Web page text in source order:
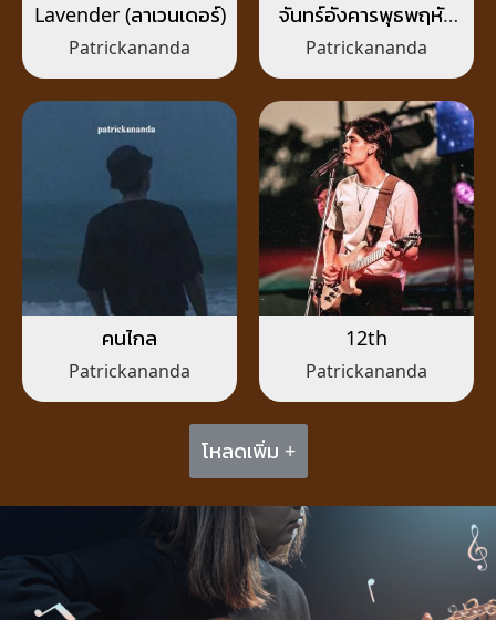
Lavender (ลาเวนเดอร์)
Patrickananda
จันทร์อังคารพุธพฤหัส
ศุกร์เสาร์อาทิตย์
Patrickananda
คนไกล
Patrickananda
12th
Patrickananda
โหลดเพิ่ม +